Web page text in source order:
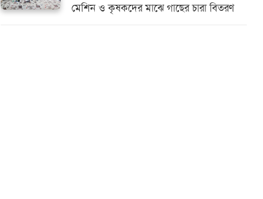
মেশিন ও কৃষকদের মাঝে গাছের চারা বিতরণ